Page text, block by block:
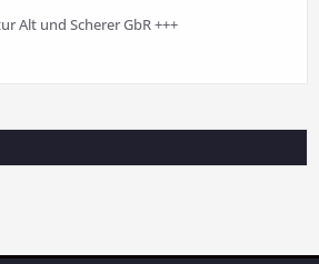
Alt und Scherer GbR +++